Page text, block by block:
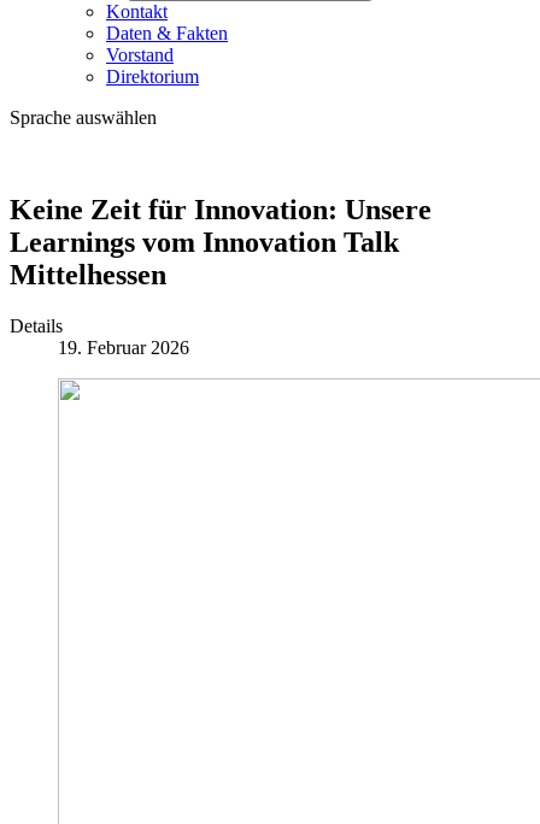
Kontakt
Daten & Fakten
Vorstand
Direktorium
Sprache auswählen
Keine Zeit für Innovation: Unsere
Learnings vom Innovation Talk
Mittelhessen
Details
19. Februar 2026